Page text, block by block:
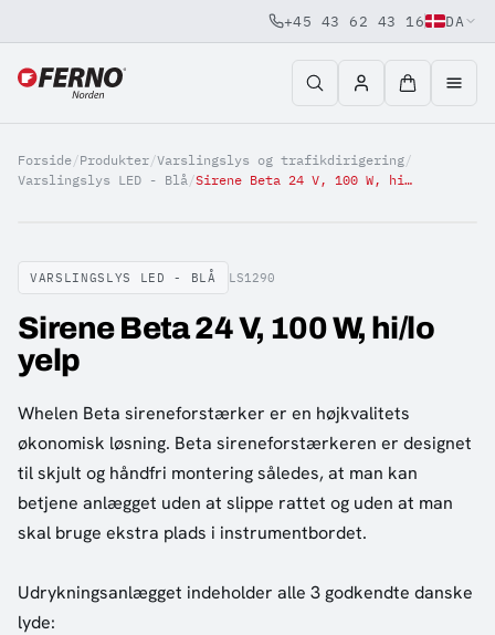
Jump to content
+45 43 62 43 16 DA
Forside/Produkter/Varslingslys og trafikdirigering/
Varslingslys LED - Blå/ Sirene Beta 24 V, 100 W, hi/lo yelp
VARSLINGSLYS LED - BLÅ LS1290
Sirene Beta 24 V, 100 W, hi/lo
yelp
Whelen Beta sireneforstærker er en højkvalitets
økonomisk løsning. Beta sireneforstærkeren er designet
til skjult og håndfri montering således, at man kan
betjene anlægget uden at slippe rattet og uden at man
skal bruge ekstra plads i instrumentbordet.
Udrykningsanlægget indeholder alle 3 godkendte danske
lyde: